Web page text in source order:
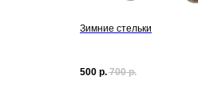
Зимние стельки
500 р. 700 р.